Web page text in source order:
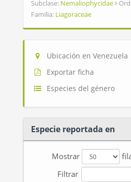
Subclase: Nemaliophycidae
Familia: Liagoraceae
Ubicación en Venezuela
Exportar ficha
Especies del género
Especie reportada en
Mostrar
Filtrar